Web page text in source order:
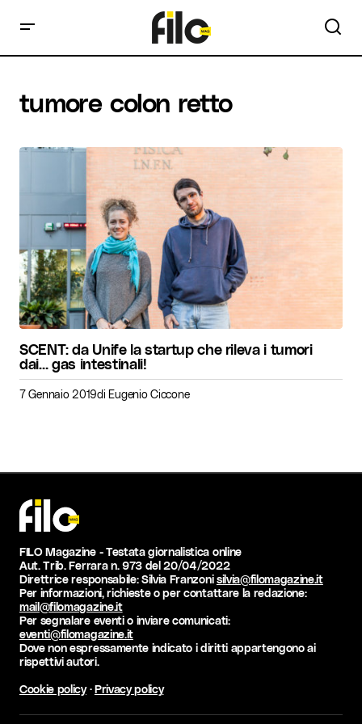
tumore colon retto
SCENT: da Unife la startup che rileva i tumori
dai… gas intestinali!
7 Gennaio 2019di Eugenio Ciccone
FILO Magazine - Testata giornalistica online
Aut. Trib. Ferrara n. 973 del 20/04/2022
Direttrice responsabile: Silvia Franzonisilvia@filomagazine.it
Per informazioni, richieste o per contattare la redazione:
mail@filomagazine.it
Per segnalare eventi o inviare comunicati:
eventi@filomagazine.it
Dove non espressamente indicato i diritti appartengono ai
rispettivi autori.
Cookie policy·Privacy policy